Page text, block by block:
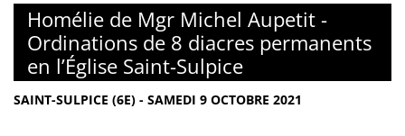
Homélie de Mgr Michel Aupetit -
Ordinations de 8 diacres permanents
en l’Église Saint-Sulpice
SAINT-SULPICE (6E) - SAMEDI 9 OCTOBRE 2021